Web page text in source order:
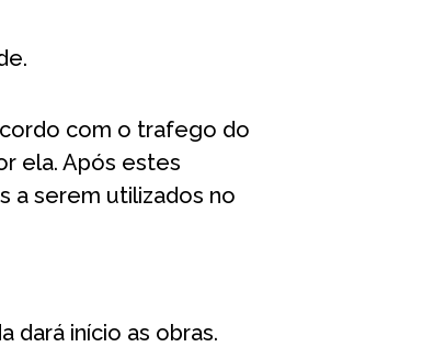
com o trafego do
ela. Após estes
a serem utilizados no
dará início as obras.